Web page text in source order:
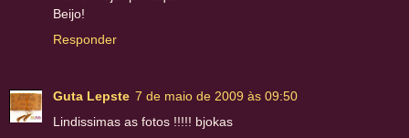
Beijo!
Responder
Guta Lepste 7 de maio de 2009 às 09:50
Lindissimas as fotos !!!!! bjokas